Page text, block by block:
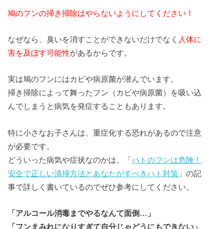
鳩のフンの掃き掃除はやらないようにしてください！
なぜなら、臭いを消すことができないだけでなく 人体に
害を及ぼす可能性があるからです。
実は鳩のフンにはカビや病原菌が潜んでいます。
掃き掃除によって舞ったフン（カビや病原菌）を吸い込
んでしまうと病気を発症することもあります。
特に小さなお子さんは、重症化する恐れがあるので注意
が必要です。
どういった病気や症状なのかは、「ハトのフンは危険！
安全で正しい清掃方法とあなたがすべきハト対策 」の記
事で詳しく書いているのでぜひ参考にしてください。
「アルコール消毒までやるなんて面倒…」
「フンまみれになりすぎて自分じゃどうにもできない」